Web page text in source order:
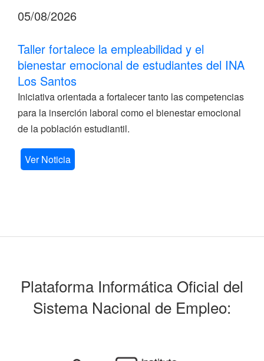
05/08/2026
Taller fortalece la empleabilidad y el
bienestar emocional de estudiantes del INA
Los Santos
Iniciativa orientada a fortalecer tanto las competencias
para la inserción laboral como el bienestar emocional
de la población estudiantil.
Ver Noticia
Plataforma Informática Oficial del
Sistema Nacional de Empleo: